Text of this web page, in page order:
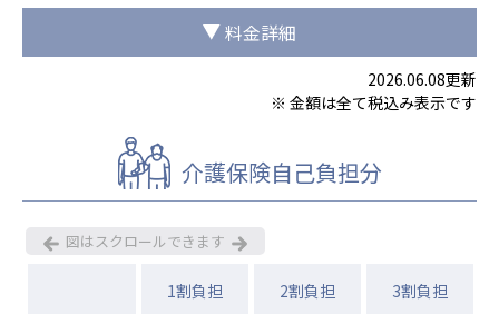
株式会社フラワーコミュニティ放送
Medicare Lead Japan
特定非営利活動法人共生フォーラム
一般社団法人フードラボジャパン
特定非営利活動法人日本医療福祉機構
株式会社アメックファーマシー
料金詳細
2026.06.08更新
※ 金額は全て税込み表示です
介護保険自己負担分
図はスクロールできます
1割負担 2割負担 3割負担